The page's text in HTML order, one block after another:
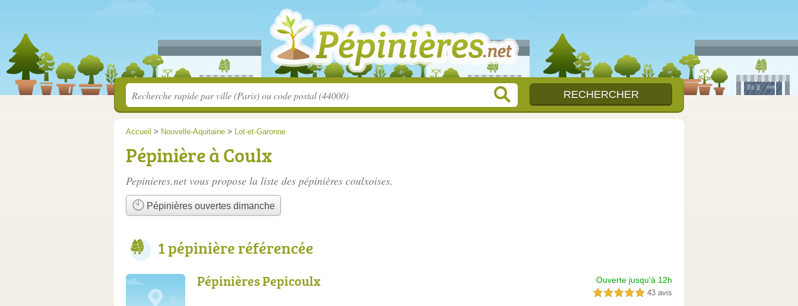
Accueil > Nouvelle-Aquitaine > Lot-et-Garonne
Pépinière à Coulx
Pepinieres.net vous propose la liste des pépinières coulxoises.
Pépinières ouvertes dimanche
1 pépinière référencée
Pépinières Pepicoulx Ouverte jusqu'à 12h
5,0 étoiles sur 5 43 avis